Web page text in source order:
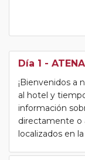
Día 1 -
¡Bienvenidos a
al hotel y
información
directamente o
localizados en